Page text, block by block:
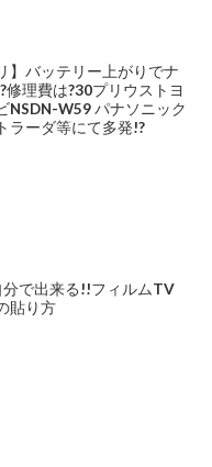
】バッテリー上がりでナ
修理費は?30プリウストヨ
NSDN-W59 パナソニック
ラーダ等にて多発!?
分で出来る!!フィルムTV
貼り方